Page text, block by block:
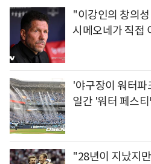
"이강인의 창의
시메오네가 직접
'야구장이 워터
일간 '워터 페스티
"28년이 지났지